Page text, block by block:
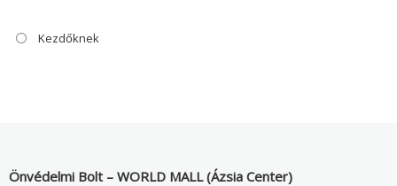
Kezdőknek
Önvédelmi Bolt – WORLD MALL (Ázsia Center)